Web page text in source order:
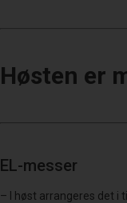
Høsten er
EL-messer
– I høst arrangeres det i